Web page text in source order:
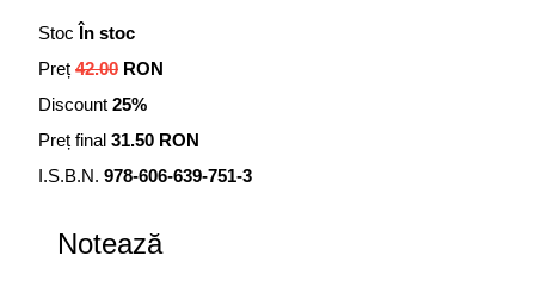
Stoc În stoc
Preț 42.00 RON
Discount 25%
Preț final 31.50 RON
I.S.B.N. 978-606-639-751-3
Notează